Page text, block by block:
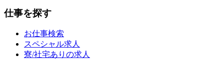
仕事を探す
お仕事検索
スペシャル求人
寮/社宅ありの求人